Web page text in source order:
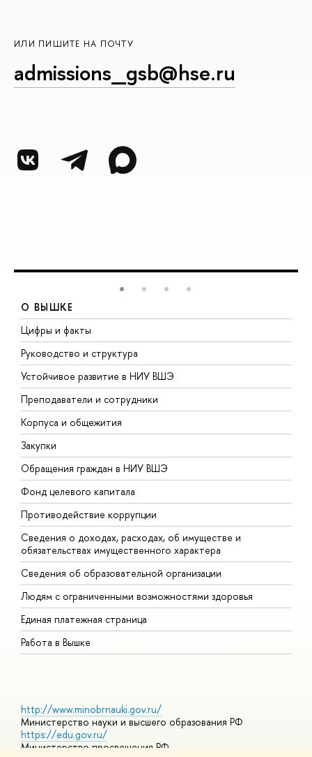
ИЛИ ПИШИТЕ НА ПОЧТУ
admissions_gsb@hse.ru
О ВЫШКЕ
Цифры и факты
Руководство и структура
Устойчивое развитие в НИУ ВШЭ
Преподаватели и сотрудники
Корпуса и общежития
Закупки
Обращения граждан в НИУ ВШЭ
Фонд целевого капитала
Противодействие коррупции
Сведения о доходах, расходах, об имуществе и
обязательствах имущественного характера
Сведения об образовательной организации
Людям с ограниченными возможностями здоровья
Единая платежная страница
Работа в Вышке
http://www.minobrnauki.gov.ru/
Министерство науки и высшего образования РФ
https://edu.gov.ru/
Министерство просвещения РФ